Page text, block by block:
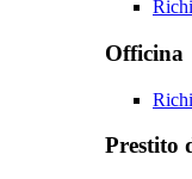
Officina
Prestito